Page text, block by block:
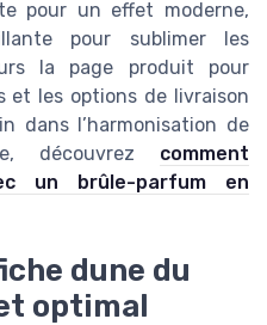
pour un effet moderne,
pour sublimer les
la page produit pour
et les options de livraison
dans l’harmonisation de
découvrez comment
un brûle-parfum en
dune du
optimal